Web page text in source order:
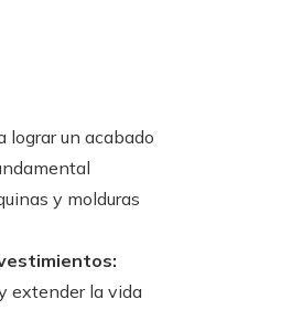
lograr un acabado
y molduras
extender la vida